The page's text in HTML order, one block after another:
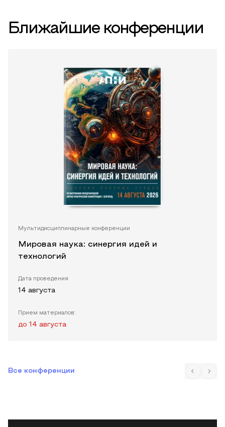
Ближайшие конференции
Мультидисциплинарные конференции
Мировая наука: синергия идей и
технологий
Дата проведения
14 августа
Прием материалов:
до 14 августа
Все конференции